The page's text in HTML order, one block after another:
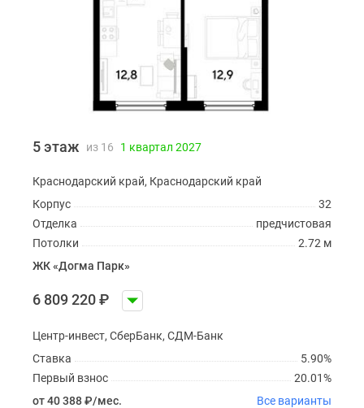
5 этаж из 16 1 квартал 2027
Краснодарский край, Краснодарский край
32
Корпус
предчистовая
Отделка
2.72 м
Потолки
ЖК «Догма Парк»
6 809 220₽
Центр-инвест, СберБанк, СДМ-Банк
5.90%
Ставка
20.01%
Первый взнос
от 40 388₽/мес. Все варианты